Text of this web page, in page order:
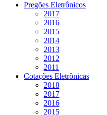
Pregões Eletrônicos
2017
2016
2015
2014
2013
2012
2011
Cotações Eletrônicas
2018
2017
2016
2015